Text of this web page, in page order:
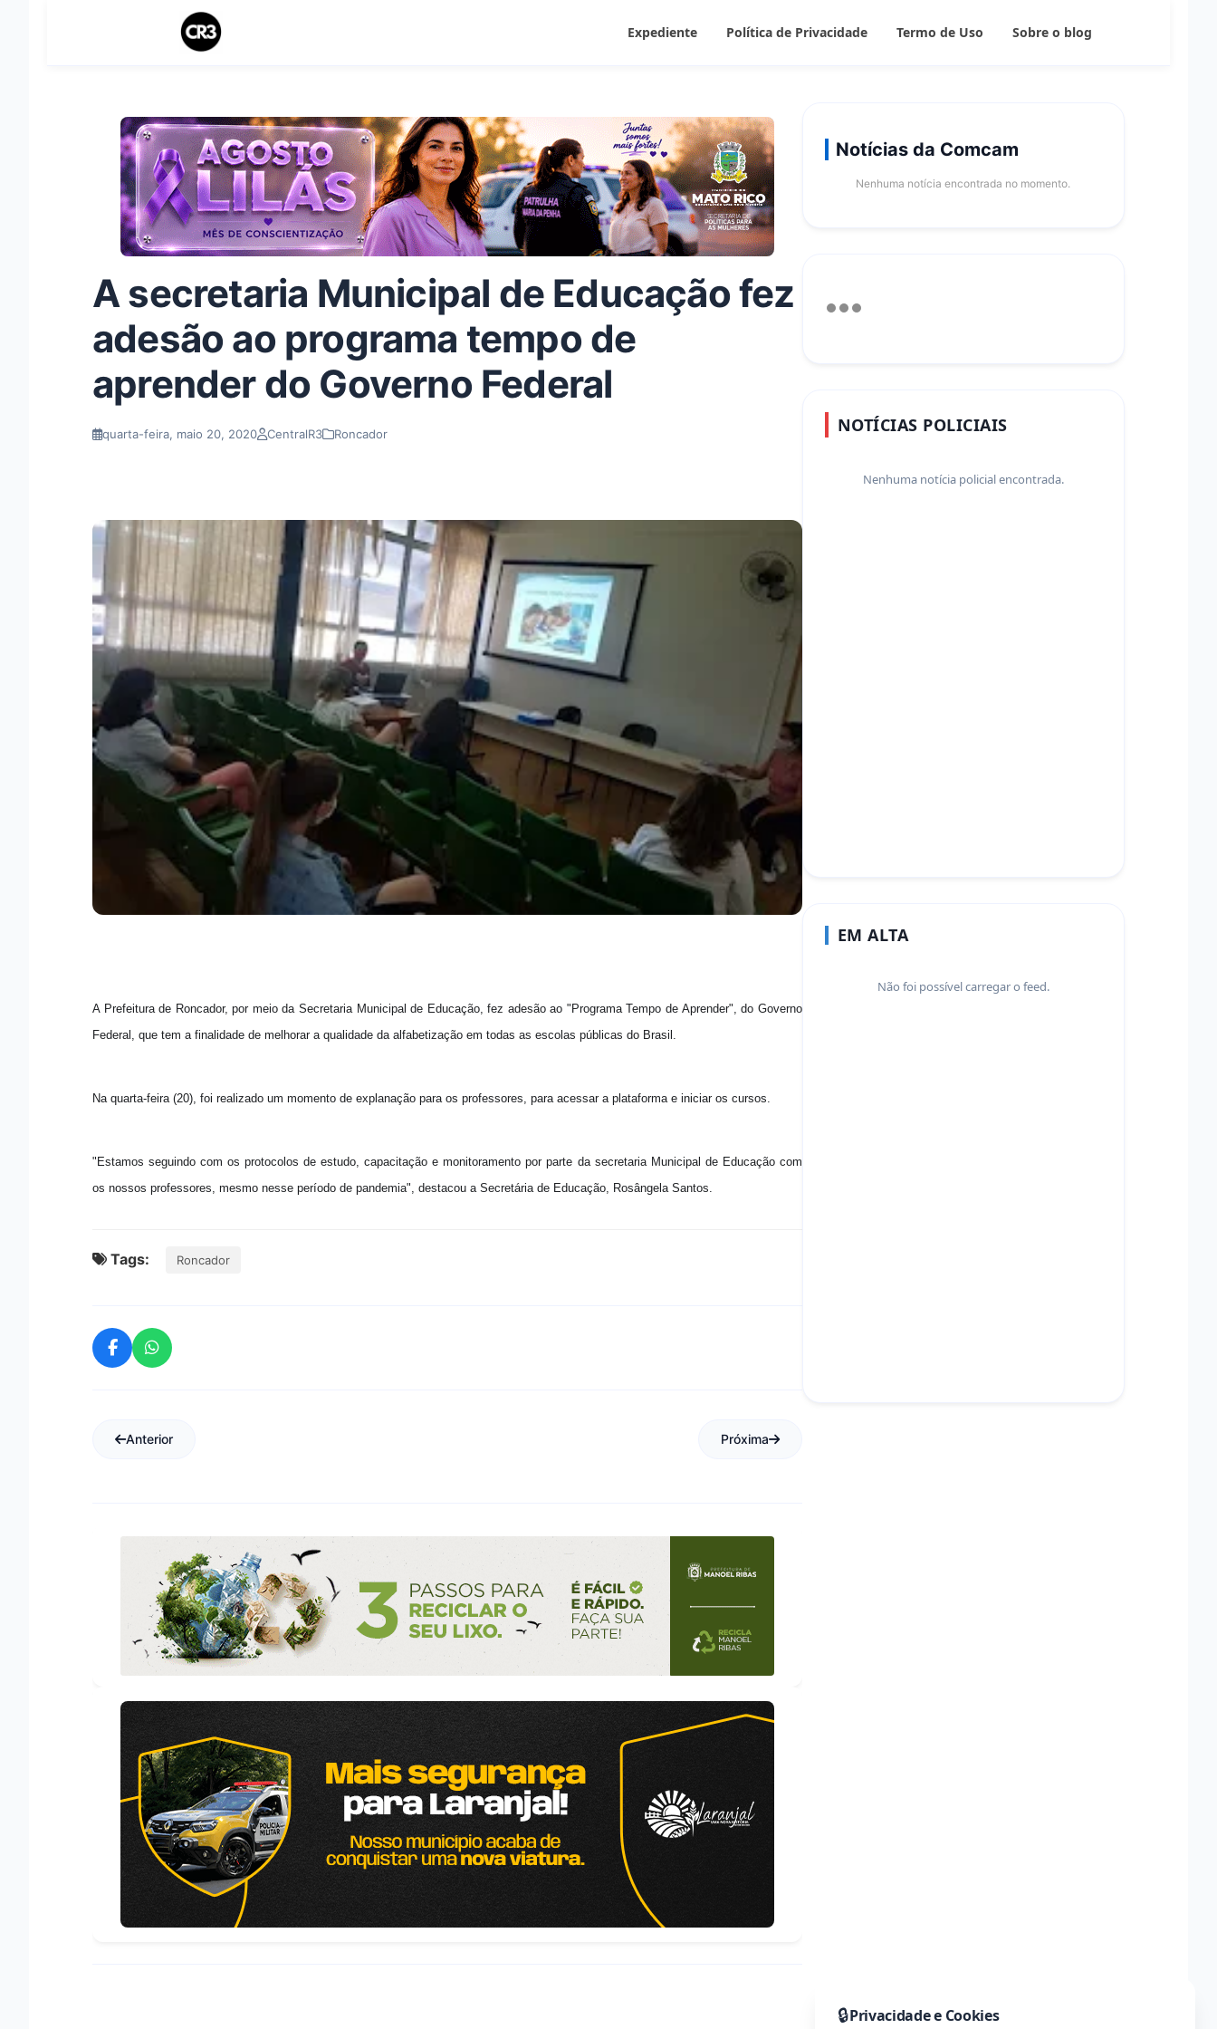
Expediente Política de Privacidade Termo de Uso Sobre o blog
A secretaria Municipal de Educação fez
adesão ao programa tempo de
aprender do Governo Federal
quarta-feira, maio 20, 2020 CentralR3 Roncador
A Prefeitura de Roncador, por meio da Secretaria Municipal de Educação, fez adesão ao "Programa Tempo de Aprender", do Governo
Federal, que tem a finalidade de melhorar a qualidade da alfabetização em todas as escolas públicas do Brasil.
Na quarta-feira (20), foi realizado um momento de explanação para os professores, para acessar a plataforma e iniciar os cursos.
"Estamos seguindo com os protocolos de estudo, capacitação e monitoramento por parte da secretaria Municipal de Educação com
os nossos professores, mesmo nesse período de pandemia", destacou a Secretária de Educação, Rosângela Santos.
Tags: Roncador
Anterior Próxima
Notícias da Comcam
Nenhuma notícia encontrada no momento.
NOTÍCIAS POLICIAIS
Nenhuma notícia policial encontrada.
EM ALTA
Não foi possível carregar o feed.
🔒Privacidade e Cookies